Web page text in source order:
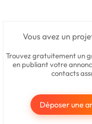
Vous avez un
Trouvez gratuitement un
en publiant votre
contacts
Déposer une